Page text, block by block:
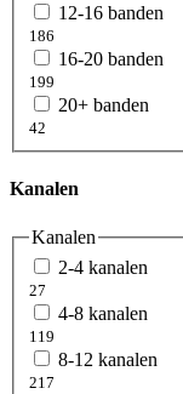
12-16 banden
186
16-20 banden
199
20+ banden
42
Kanalen
Kanalen
2-4 kanalen
27
4-8 kanalen
119
8-12 kanalen
217